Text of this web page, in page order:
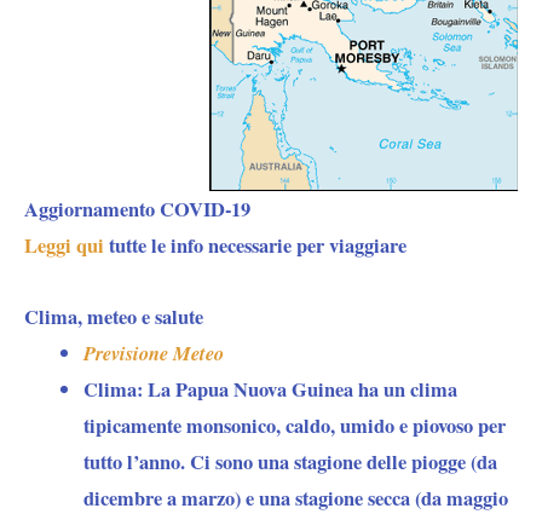
Aggiornamento COVID-19
Leggi qui tutte le info necessarie per viaggiare
Clima, meteo e salute
Previsione Meteo
Clima: La Papua Nuova Guinea ha un clima
tipicamente monsonico, caldo, umido e piovoso per
tutto l’anno. Ci sono una stagione delle piogge (da
dicembre a marzo) e una stagione secca (da maggio